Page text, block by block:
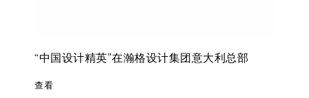
“中国设计精英”在瀚格设计集团意大利总部
查看